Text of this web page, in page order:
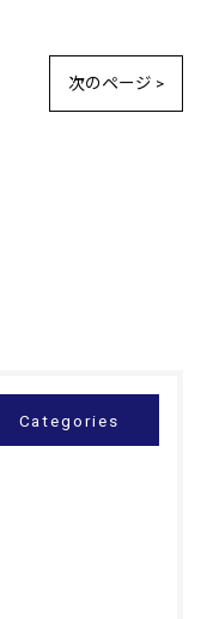
次のページ >
Categories